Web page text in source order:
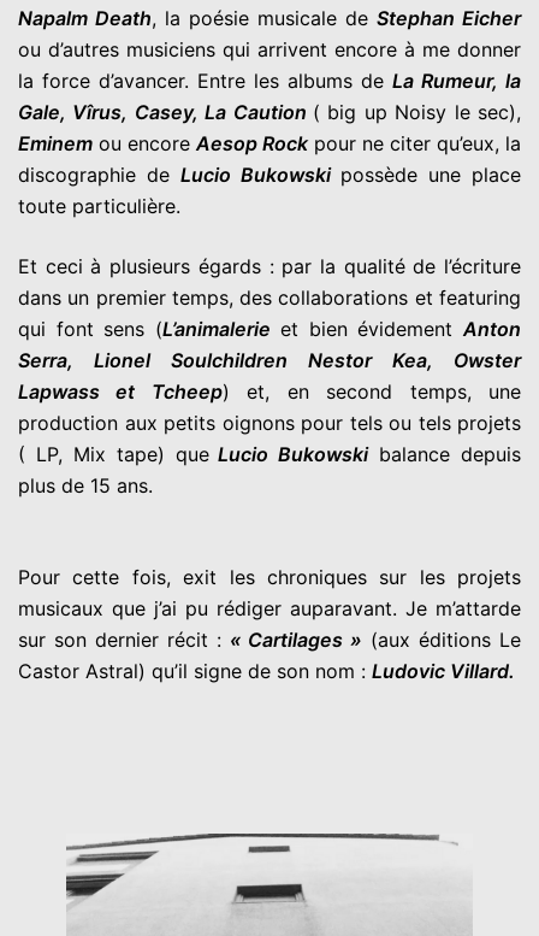
Napalm Death, la poésie musicale de Stephan Eicher
ou d’autres musiciens qui arrivent encore à me donner
la force d’avancer. Entre les albums de La Rumeur, la
Gale, Vîrus, Casey, La Caution ( big up Noisy le sec),
Eminem ou encore Aesop Rockpour ne citer qu’eux, la
discographie de Lucio Bukowski possède une place
toute particulière.
Et ceci à plusieurs égards : par la qualité de l’écriture
dans un premier temps, des collaborations et featuring
qui font sens (L’animalerie et bien évidementAnton
Serra, Lionel Soulchildren Nestor Kea, Owster
Lapwass et Tcheep) et, en second temps, une
production aux petits oignons pour tels ou tels projets
( LP, Mix tape) queLucio Bukowskibalance depuis
plus de 15 ans.
Pour cette fois, exit les chroniques sur les projets
musicaux que j’ai pu rédiger auparavant. Je m’attarde
sur son dernier récit : « Cartilages » (aux éditions Le
Castor Astral) qu’il signe de son nom : Ludovic Villard.